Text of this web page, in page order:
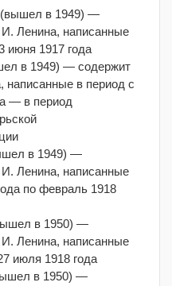
(вышел в 1949) —
Ленина, написанные
июня 1917 года
в 1949) — содержит
написанные в период с
— в период
в 1949) —
Ленина, написанные
по февраль 1918
в 1950) —
Ленина, написанные
июля 1918 года
в 1950) —